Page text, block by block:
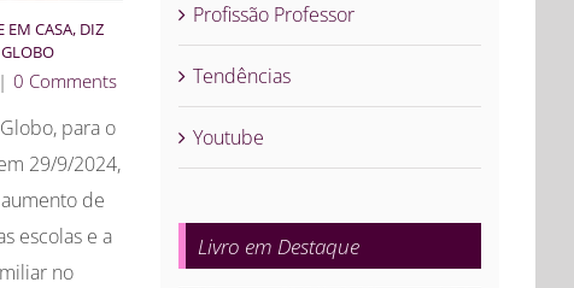
EM CASA, DIZ
| 0 Comments
para o
29/9/2024,
de
escolas e a
no
Profissão Professor
Tendências
Youtube
Livro em Destaque